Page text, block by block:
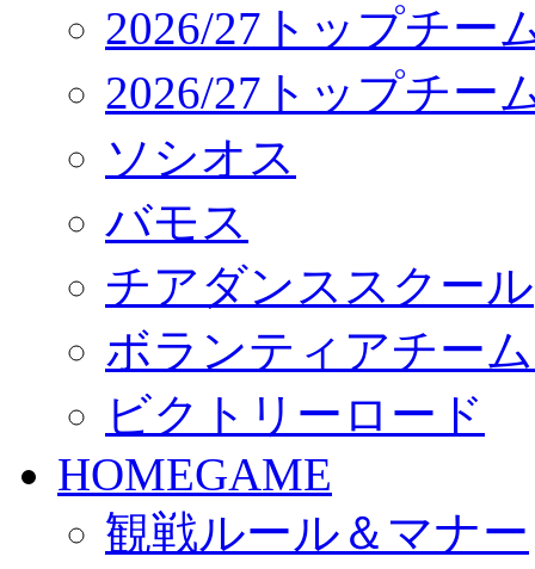
2026/27トップチー
2026/27トップチー
ソシオス
バモス
チアダンススクール
ボランティアチー
ビクトリーロード
HOMEGAME
観戦ルール＆マナー